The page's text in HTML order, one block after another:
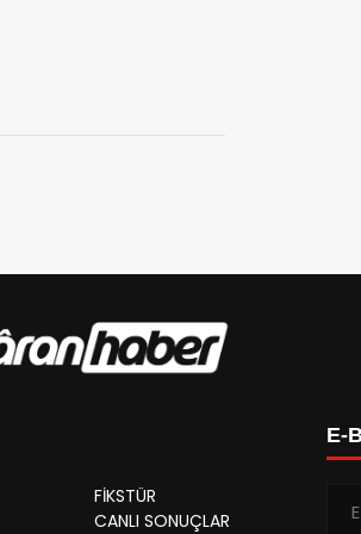
FİKSTÜR
CANLI SONUÇLAR
E-